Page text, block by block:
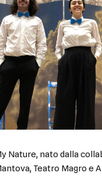
Nature, nato dalla
Teatro Magro e